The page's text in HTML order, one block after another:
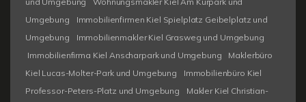
Umgebung
Immobilienfirmen Kiel Spielplatz Geibelplatz und
Umgebung
Immobilienmakler Kiel Grasweg und Umgebung
Immobilienfirma Kiel Anscharpark und Umgebung
Maklerbüro
Kiel Lucas-Molter-Park und Umgebung
Immobilienbüro Kiel
Professor-Peters-Platz und Umgebung
Makler Kiel Christian-